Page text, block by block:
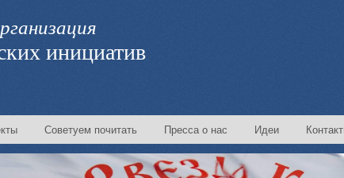
инициатив
Советуем почитать Пресса о нас Идеи